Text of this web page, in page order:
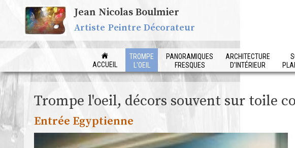
Jean Nicolas Boulmier
Artiste Peintre Décorateur
ACCUEIL
TROMPE
L'OEIL
PANORAMIQUES
FRESQUES
ARCHITECTURE
D'INTÉRIEUR
Trompe l'oeil, décors souvent sur toile
Entrée Egyptienne